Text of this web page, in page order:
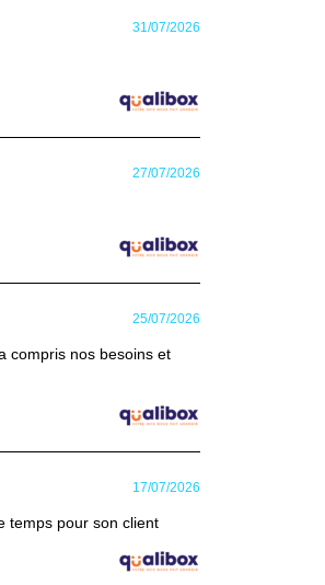
31/07/2026
27/07/2026
25/07/2026
compris nos besoins et
17/07/2026
temps pour son client